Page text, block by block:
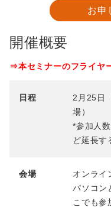
お申
開催概要
⇒本セミナーのフライヤ
日程
2月25日
場）
*参加人
ど延長す
会場
オンライ
パソコン
こでも参